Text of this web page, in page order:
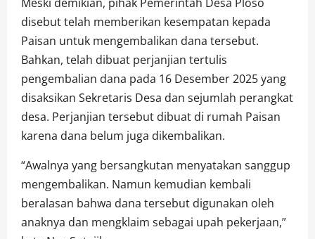
disebut telah memberikan kesempatan kepada
Paisan untuk mengembalikan dana tersebut.
Bahkan, telah dibuat perjanjian tertulis
pengembalian dana pada 16 Desember 2025 yang
disaksikan Sekretaris Desa dan sejumlah perangkat
desa. Perjanjian tersebut dibuat di rumah Paisan
karena dana belum juga dikembalikan.
“Awalnya yang bersangkutan menyatakan sanggup
mengembalikan. Namun kemudian kembali
beralasan bahwa dana tersebut digunakan oleh
anaknya dan mengklaim sebagai upah pekerjaan,”